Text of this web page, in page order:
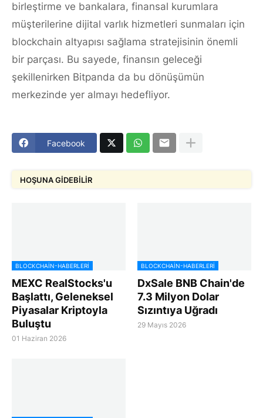
birleştirme ve bankalara, finansal kurumlara
müşterilerine dijital varlık hizmetleri sunmaları için
blockchain altyapısı sağlama stratejisinin önemli
bir parçası. Bu sayede, finansın geleceği
şekillenirken Bitpanda da bu dönüşümün
merkezinde yer almayı hedefliyor.
Facebook
HOŞUNA GIDEBILIR
BLOCKCHAIN-HABERLERI
MEXC RealStocks'u
Başlattı, Geleneksel
Piyasalar Kriptoyla
Buluştu
01 Haziran 2026
BLOCKCHAIN-HABERLERI
DxSale BNB Chain'de
7.3 Milyon Dolar
Sızıntıya Uğradı
29 Mayıs 2026